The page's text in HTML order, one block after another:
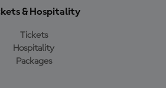
& Hospitality
Tickets
Hospitality
Packages